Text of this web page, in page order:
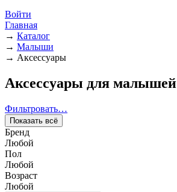
Войти
Главная
→ Каталог
→ Малыши
→ Аксессуары
Аксессуары для малышей
Фильтровать…
Показать всё
Бренд
Любой
Пол
Любой
Возраст
Любой